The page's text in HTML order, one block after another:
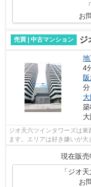
お
売買 | 中古マンション ジ
4
分
ジオ天六ツインタワーズは
ます。エリアは好き嫌いが
す。大阪市北区のなかでも人
現在販売
「ジオ
お